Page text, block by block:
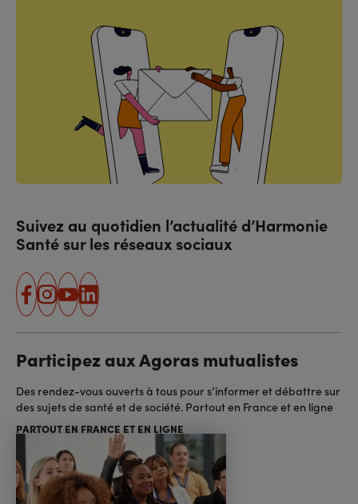
Suivez au quotidien l’actualité d’Harmonie
Santé sur les réseaux sociaux
facebook
instagram
youtube
linkedin
Participez aux Agoras mutualistes
Des rendez-vous ouverts à tous pour s’informer et débattre sur
des sujets de santé et de société. Partout en France et en ligne
PARTOUT EN FRANCE ET EN LIGNE